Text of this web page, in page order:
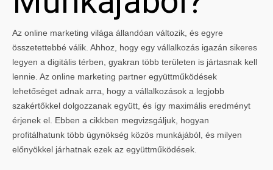
Az online marketing világa állandóan változik, és egyre
összetettebbé válik. Ahhoz, hogy egy vállalkozás igazán sikeres
legyen a digitális térben, gyakran több területen is jártasnak kell
lennie. Az online marketing partner együttműködések
lehetőséget adnak arra, hogy a vállalkozások a legjobb
szakértőkkel dolgozzanak együtt, és így maximális eredményt
érjenek el. Ebben a cikkben megvizsgáljuk, hogyan
profitálhatunk több ügynökség közös munkájából, és milyen
előnyökkel járhatnak ezek az együttműködések.